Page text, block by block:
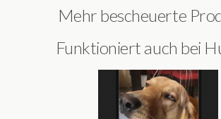
Mehr bescheuerte
Funktioniert auch bei